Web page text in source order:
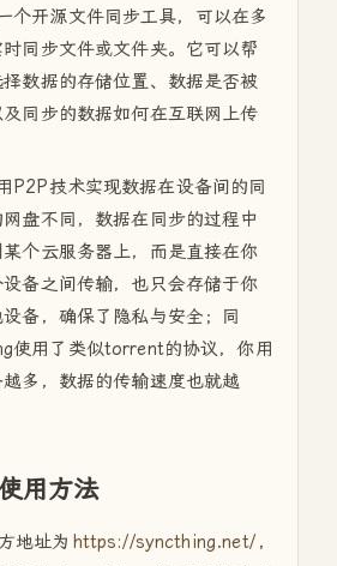
个开源文件同步工具，可以在多
同步文件或文件夹。它可以帮
数据的存储位置、数据是否被
同步的数据如何在互联网上传
P2P技术实现数据在设备间的同
盘不同，数据在同步的过程中
个云服务器上，而是直接在你
备之间传输，也只会存储于你
备，确保了隐私与安全；同
使用了类似torrent的协议，你用
多，数据的传输速度也就越
用方法
地址为 https://syncthing.net/ ，